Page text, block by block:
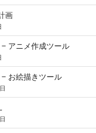
画
− アニメ作成ツール
− お絵描きツール